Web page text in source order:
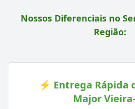
Nossos Diferenciais no
Região:
⚡ Entrega Rápida
Major Vieira-